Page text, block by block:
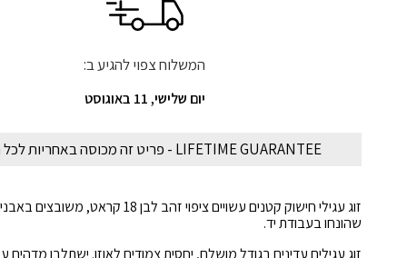
המשלוח צפוי להגיע ב:
יום שלישי, 11 באוגוסט
LIFETIME GUARANTEE - פריט זה מכוסה באחריות לכל החיים
זוג עגילי חישוק קטנים עשויים ציפוי זהב לבן 18 קראט,
שהונחו בעבודת יד.
זוג עגילים עדינים בגודל מושלם, יחסית צמודים לאוזן. ישתלבו